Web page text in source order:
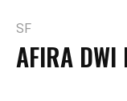
SF
AFIRA DWI